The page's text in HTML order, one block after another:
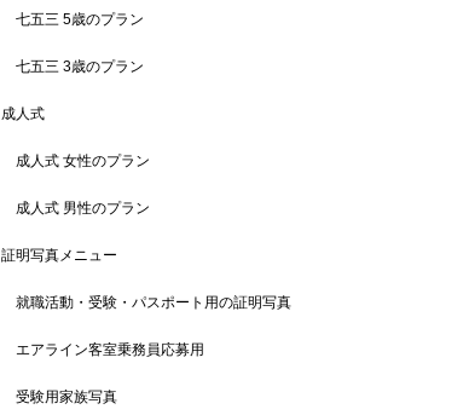
七五三 5歳のプラン
七五三 3歳のプラン
成人式
成人式 女性のプラン
成人式 男性のプラン
証明写真メニュー
就職活動・受験・パスポート用の証明写真
エアライン客室乗務員応募用
受験用家族写真